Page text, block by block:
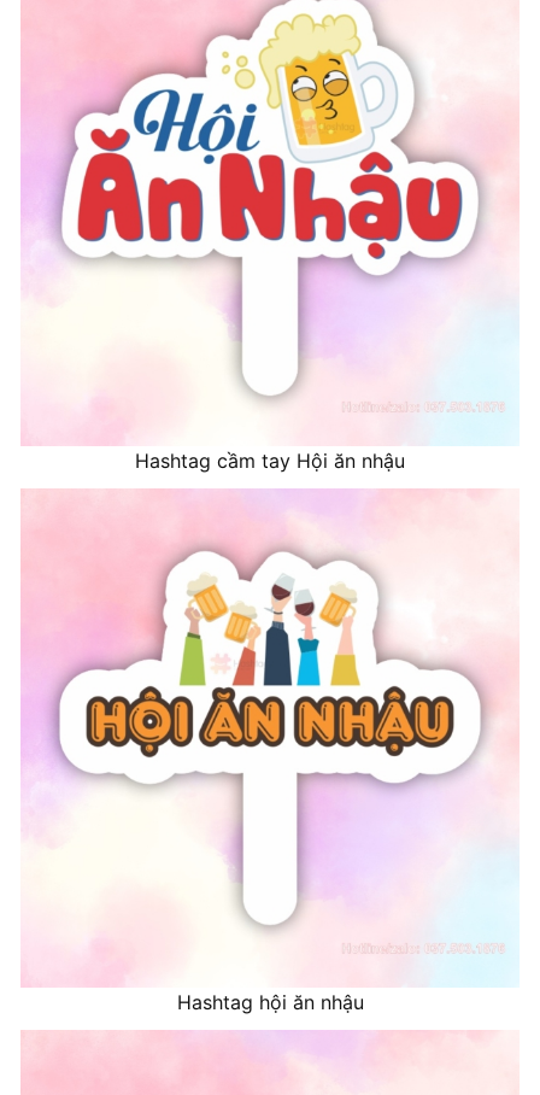
Hashtag cầm tay Hội ăn nhậu
Hashtag hội ăn nhậu